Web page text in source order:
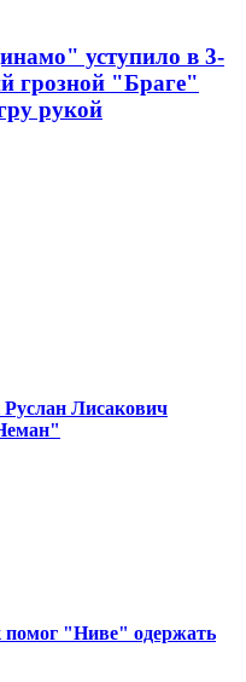
уступило в 3-
грозной "Браге"
рукой
Руслан Лисакович
помог "Ниве" одержать